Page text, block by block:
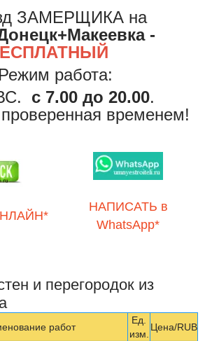
ЗАМЕРЩИКА на
Макеевка -
Режим работа:
с 7.00 до 20.00.
временем!
НАПИСАТЬ в
WhatsApp*
и перегородок из
работ
Ед.
изм.
Цена/RUB